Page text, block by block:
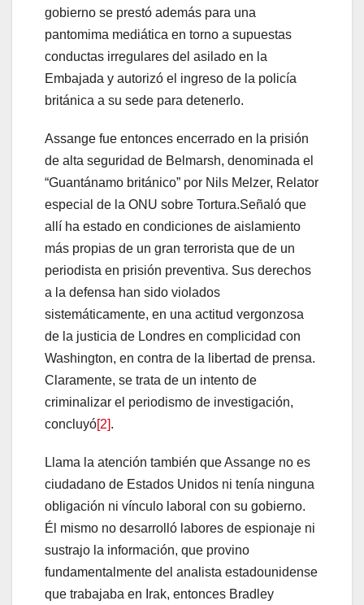
gobierno se prestó además para una
pantomima mediática en torno a supuestas
conductas irregulares del asilado en la
Embajada y autorizó el ingreso de la policía
británica a su sede para detenerlo.
Assange fue entonces encerrado en la prisión
de alta seguridad de Belmarsh, denominada el
“Guantánamo británico” por Nils Melzer, Relator
especial de la ONU sobre Tortura.Señaló que
allí ha estado en condiciones de aislamiento
más propias de un gran terrorista que de un
periodista en prisión preventiva. Sus derechos
a la defensa han sido violados
sistemáticamente, en una actitud vergonzosa
de la justicia de Londres en complicidad con
Washington, en contra de la libertad de prensa.
Claramente, se trata de un intento de
criminalizar el periodismo de investigación,
concluyó[2].
Llama la atención también que Assange no es
ciudadano de Estados Unidos ni tenía ninguna
obligación ni vínculo laboral con su gobierno.
Él mismo no desarrolló labores de espionaje ni
sustrajo la información, que provino
fundamentalmente del analista estadounidense
que trabajaba en Irak, entonces Bradley